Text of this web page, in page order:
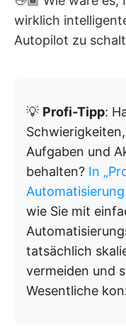
wirklich
Autopilot zu
💡 Profi-Tipp:
Aufgaben und
behalten? In
wie Sie mit
tatsächlich
vermeiden und
Wesentliche